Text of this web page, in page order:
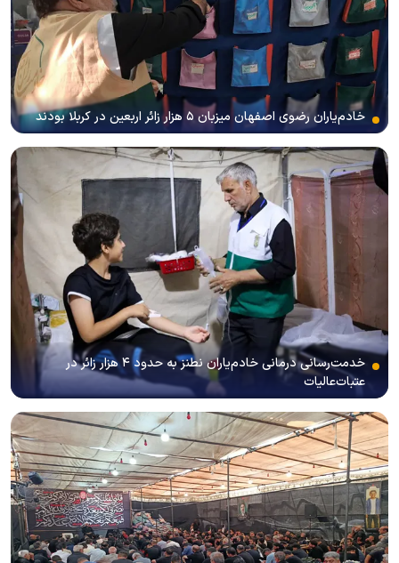
خادم‌یاران رضوی اصفهان میزبان ۵ هزار زائر اربعین در کربلا بودند
خدمت‌رسانی درمانی خادم‌یاران نطنز به حدود ۴ هزار زائر در
عتبات‌عالیات